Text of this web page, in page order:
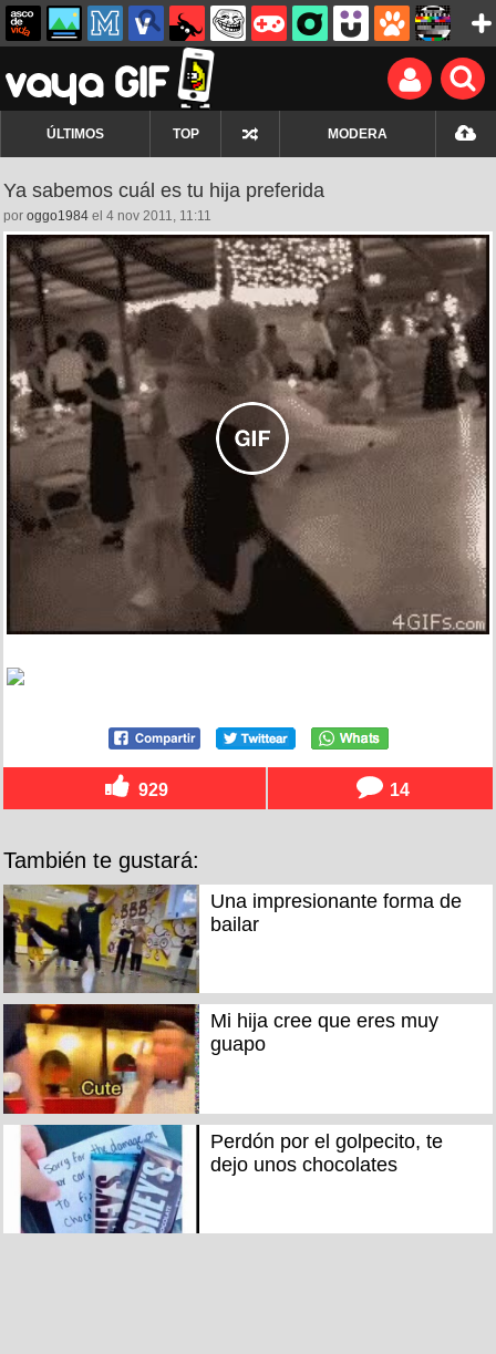
ÚLTIMOS TOP MODERA
Ya sabemos cuál es tu hija preferida
por oggo1984 el 4 nov 2011, 11:11
929 14
También te gustará:
Una impresionante forma de
bailar
Mi hija cree que eres muy
guapo
Perdón por el golpecito, te
dejo unos chocolates